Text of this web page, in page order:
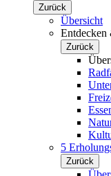
Zurück
Übersicht
Entdecken
Zurück
5
Zurück